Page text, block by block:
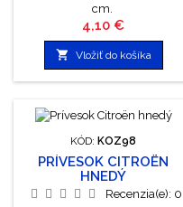
cm.
Cena
4,10 €
 Vložiť do košíka
KÓD: KOZ98
PRÍVESOK CITROËN
HNEDÝ
Recenzia(e): 0